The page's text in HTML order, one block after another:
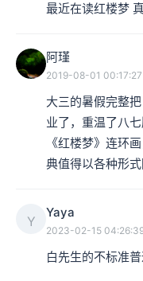
最近在读红楼梦
阿瑾
2019-08-01 00:17:27
大三的暑假完整
业了，重温了八
《红楼梦》连环
典值得以各种形
Y
Yaya
2023-02-15
白先生的不标准